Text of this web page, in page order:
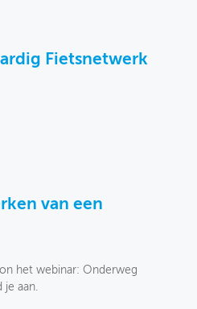
Fietsnetwerk
van een
het webinar: Onderweg
aan.